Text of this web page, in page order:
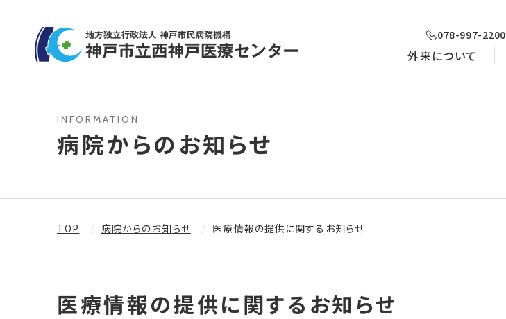
078-997-2200
外来について
INFORMATION
病院からのお知らせ
TOP 病院からのお知らせ 医療情報の提供に関するお知らせ
医療情報の提供に関するお知らせ